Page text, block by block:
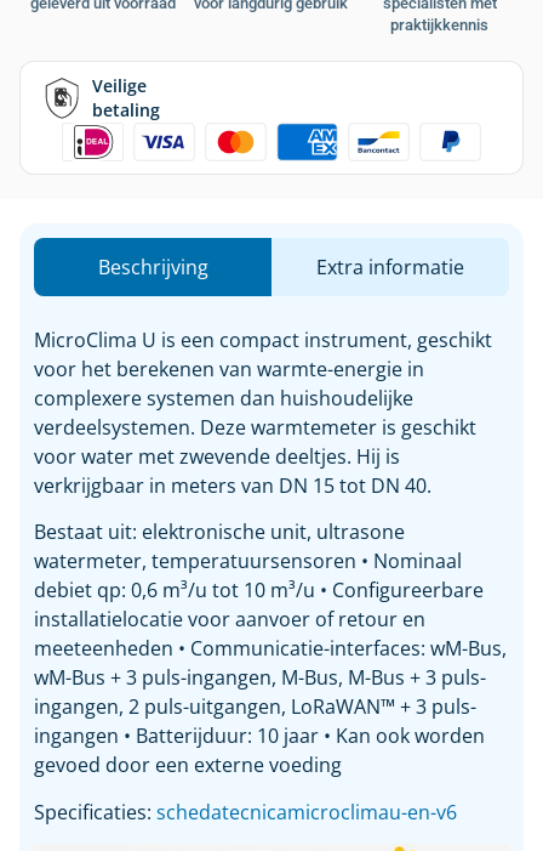
praktijkkennis
Veilige
betaling
Beschrijving Extra informatie
MicroClima U is een compact instrument, geschikt
voor het berekenen van warmte-energie in
complexere systemen dan huishoudelijke
verdeelsystemen. Deze warmtemeter is geschikt
voor water met zwevende deeltjes. Hij is
verkrijgbaar in meters van DN 15 tot DN 40.
Bestaat uit: elektronische unit, ultrasone
watermeter, temperatuursensoren • Nominaal
debiet qp: 0,6 m³/u tot 10 m³/u • Configureerbare
installatielocatie voor aanvoer of retour en
meeteenheden • Communicatie-interfaces: wM-Bus,
wM-Bus + 3 puls-ingangen, M-Bus, M-Bus + 3 puls-
ingangen, 2 puls-uitgangen, LoRaWAN™ + 3 puls-
ingangen • Batterijduur: 10 jaar • Kan ook worden
gevoed door een externe voeding
Specificaties: schedatecnicamicroclimau-en-v6